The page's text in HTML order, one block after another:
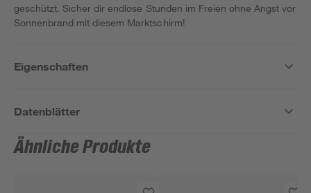
geschützt. Sicher dir endlose Stunden im Freien ohne Angst vor
Sonnenbrand mit diesem Marktschirm!
Eigenschaften
Datenblätter
Ähnliche Produkte